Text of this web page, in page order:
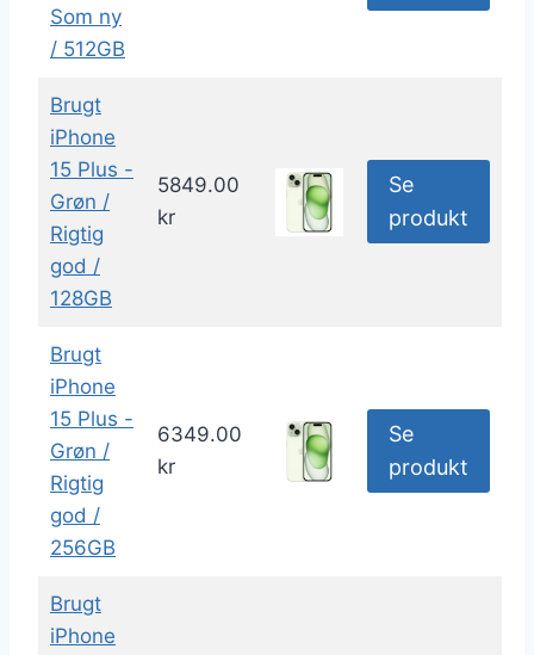
Som ny
/ 512GB
Brugt
iPhone
15 Plus -
Grøn /
Rigtig
god /
128GB
5849.00
kr
Se
produkt
Brugt
iPhone
15 Plus -
Grøn /
Rigtig
god /
256GB
6349.00
kr
Se
produkt
Brugt
iPhone